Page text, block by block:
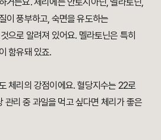
거든요. 체리에는 안토시아닌, 멜라토닌,
이 풍부하고, 숙면을 유도하는
으로 알려져 있어요. 멜라토닌은 특히
함유돼 있죠.
체리의 강점이에요. 혈당지수는 22로
관리 중 과일을 먹고 싶다면 체리가 좋은